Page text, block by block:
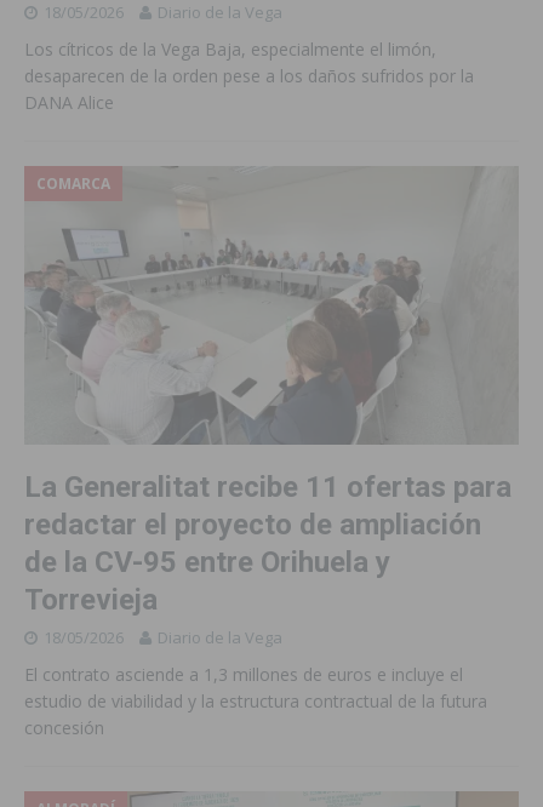
18/05/2026 Diario de la Vega
Los cítricos de la Vega Baja, especialmente el limón,
desaparecen de la orden pese a los daños sufridos por la
DANA Alice
COMARCA
La Generalitat recibe 11 ofertas para
redactar el proyecto de ampliación
de la CV-95 entre Orihuela y
Torrevieja
18/05/2026 Diario de la Vega
El contrato asciende a 1,3 millones de euros e incluye el
estudio de viabilidad y la estructura contractual de la futura
concesión